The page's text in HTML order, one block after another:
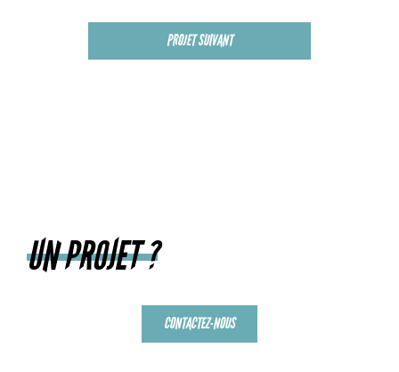
PROJET SUIVANT
UN PROJET ?
CONTACTEZ-NOUS